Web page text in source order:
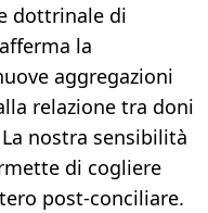
dottrinale di
la
aggregazioni
relazione tra doni
nostra sensibilità
di cogliere
post-conciliare.